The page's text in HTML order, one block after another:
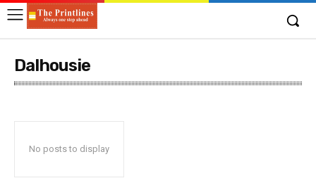
Dalhousie
No posts to display